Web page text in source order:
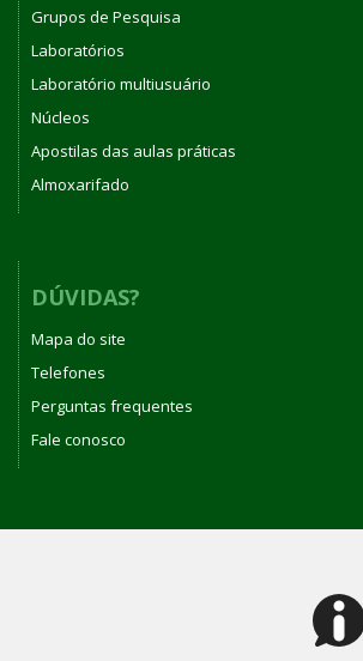
Grupos de Pesquisa
Laboratórios
Laboratório multiusuário
Núcleos
Apostilas das aulas práticas
Almoxarifado
DÚVIDAS?
Mapa do site
Telefones
Perguntas frequentes
Fale conosco